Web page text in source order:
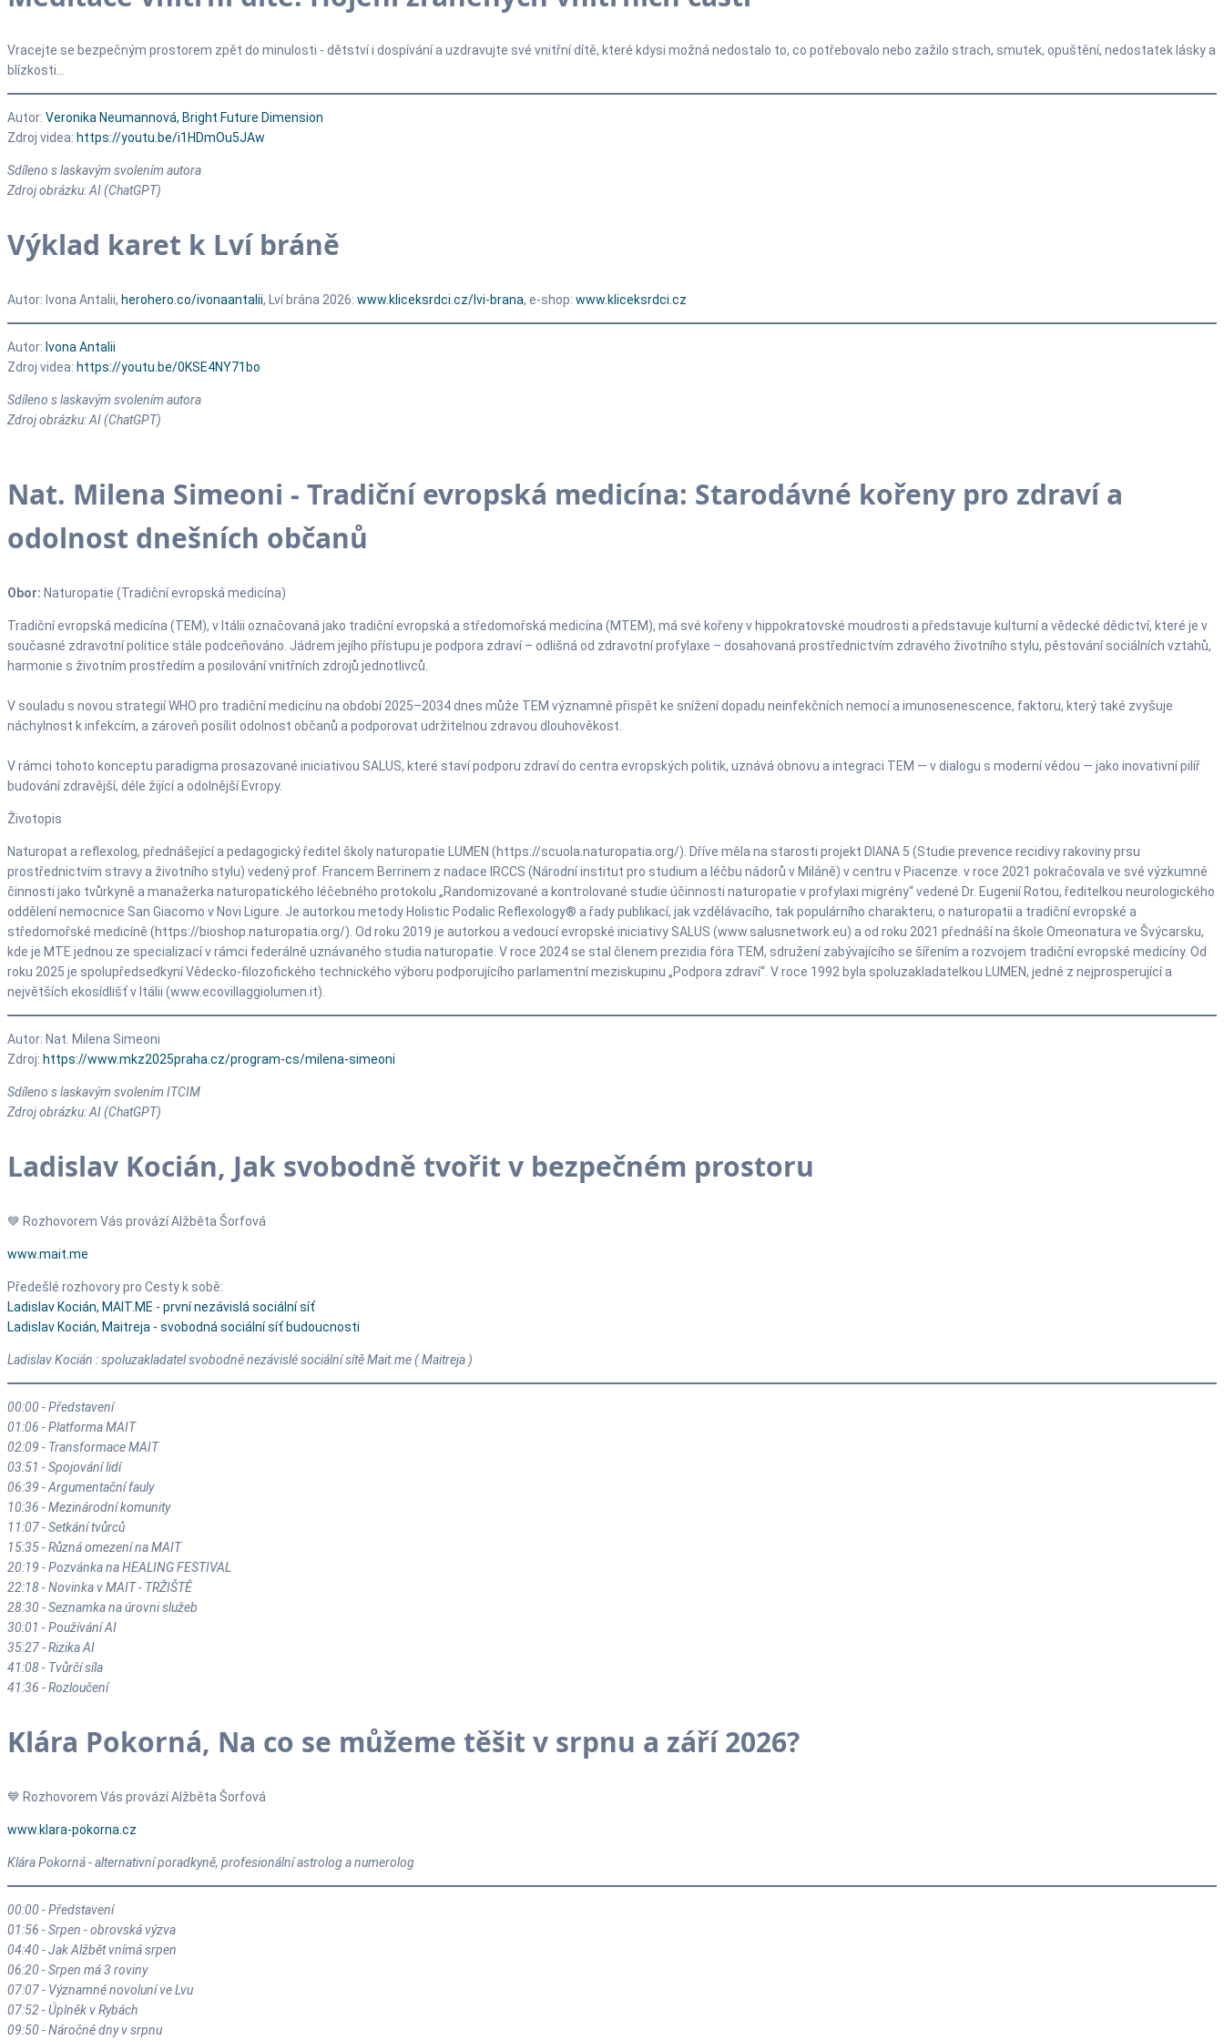
Vracejte se bezpečným prostorem zpět do minulosti - dětství i dospívání a uzdravujte své vnitřní dítě, které kdysi možná nedostalo to, co potřebovalo nebo zažilo strach, smutek, opuštění, nedostatek lásky a
blízkosti...
Autor: Veronika Neumannová, Bright Future Dimension
Zdroj videa: https://youtu.be/i1HDmOu5JAw
Sdíleno s laskavým svolením autora
Zdroj obrázku: AI (ChatGPT)
Výklad karet k Lví bráně
Autor: Ivona Antalii, herohero.co/ivonaantalii, Lví brána 2026: www.kliceksrdci.cz/lvi-brana, e-shop: www.kliceksrdci.cz
Autor: Ivona Antalii
Zdroj videa: https://youtu.be/0KSE4NY71bo
Sdíleno s laskavým svolením autora
Zdroj obrázku: AI (ChatGPT)
Nat. Milena Simeoni - Tradiční evropská medicína: Starodávné kořeny pro zdraví a
odolnost dnešních občanů
Obor: Naturopatie (Tradiční evropská medicína)
Tradiční evropská medicína (TEM), v Itálii označovaná jako tradiční evropská a středomořská medicína (MTEM), má své kořeny v hippokratovské moudrosti a představuje kulturní a vědecké dědictví, které je v
současné zdravotní politice stále podceňováno. Jádrem jejího přístupu je podpora zdraví – odlišná od zdravotní profylaxe – dosahovaná prostřednictvím zdravého životního stylu, pěstování sociálních vztahů,
harmonie s životním prostředím a posilování vnitřních zdrojů jednotlivců.
V souladu s novou strategií WHO pro tradiční medicínu na období 2025–2034 dnes může TEM významně přispět ke snížení dopadu neinfekčních nemocí a imunosenescence, faktoru, který také zvyšuje
náchylnost k infekcím, a zároveň posílit odolnost občanů a podporovat udržitelnou zdravou dlouhověkost.
V rámci tohoto konceptu paradigma prosazované iniciativou SALUS, které staví podporu zdraví do centra evropských politik, uznává obnovu a integraci TEM — v dialogu s moderní vědou — jako inovativní pilíř
budování zdravější, déle žijící a odolnější Evropy.
Životopis
Naturopat a reflexolog, přednášející a pedagogický ředitel školy naturopatie LUMEN (https://scuola.naturopatia.org/). Dříve měla na starosti projekt DIANA 5 (Studie prevence recidivy rakoviny prsu
prostřednictvím stravy a životního stylu) vedený prof. Francem Berrinem z nadace IRCCS (Národní institut pro studium a léčbu nádorů v Miláně) v centru v Piacenze. v roce 2021 pokračovala ve své výzkumné
činnosti jako tvůrkyně a manažerka naturopatického léčebného protokolu „Randomizované a kontrolované studie účinnosti naturopatie v profylaxi migrény“ vedené Dr. Eugenií Rotou, ředitelkou neurologického
oddělení nemocnice San Giacomo v Novi Ligure. Je autorkou metody Holistic Podalic Reflexology® a řady publikací, jak vzdělávacího, tak populárního charakteru, o naturopatii a tradiční evropské a
středomořské medicíně (https://bioshop.naturopatia.org/). Od roku 2019 je autorkou a vedoucí evropské iniciativy SALUS (www.salusnetwork.eu) a od roku 2021 přednáší na škole Omeonatura ve Švýcarsku,
kde je MTE jednou ze specializací v rámci federálně uznávaného studia naturopatie. V roce 2024 se stal členem prezidia fóra TEM, sdružení zabývajícího se šířením a rozvojem tradiční evropské medicíny. Od
roku 2025 je spolupředsedkyní Vědecko-filozofického technického výboru podporujícího parlamentní meziskupinu „Podpora zdraví“. V roce 1992 byla spoluzakladatelkou LUMEN, jedné z nejprosperující a
největších ekosídlišť v Itálii (www.ecovillaggiolumen.it).
Autor: Nat. Milena Simeoni
Zdroj: https://www.mkz2025praha.cz/program-cs/milena-simeoni
Sdíleno s laskavým svolením ITCIM
Zdroj obrázku: AI (ChatGPT)
Ladislav Kocián, Jak svobodně tvořit v bezpečném prostoru
💙 Rozhovorem Vás provází Alžběta Šorfová
www.mait.me
Předešlé rozhovory pro Cesty k sobě:
Ladislav Kocián, MAIT.ME - první nezávislá sociální síť
Ladislav Kocián, Maitreja - svobodná sociální síť budoucnosti
Ladislav Kocián : spoluzakladatel svobodné nezávislé sociální sítě Mait.me ( Maitreja )
00:00 - Představení
01:06 - Platforma MAIT
02:09 - Transformace MAIT
03:51 - Spojování lidí
06:39 - Argumentační fauly
10:36 - Mezinárodní komunity
11:07 - Setkání tvůrců
15:35 - Různá omezení na MAIT
20:19 - Pozvánka na HEALING FESTIVAL
22:18 - Novinka v MAIT - TRŽIŠTĚ
28:30 - Seznamka na úrovni služeb
30:01 - Používání AI
35:27 - Rizika AI
41:08 - Tvůrčí síla
41:36 - Rozloučení
Klára Pokorná, Na co se můžeme těšit v srpnu a září 2026?
💙 Rozhovorem Vás provází Alžběta Šorfová
www.klara-pokorna.cz
Klára Pokorná - alternativní poradkyně, profesionální astrolog a numerolog
00:00 - Představení
01:56 - Srpen - obrovská výzva
04:40 - Jak Alžbět vnímá srpen
06:20 - Srpen má 3 roviny
07:07 - Významné novoluní ve Lvu
07:52 - Úplněk v Rybách
09:50 - Náročné dny v srpnu